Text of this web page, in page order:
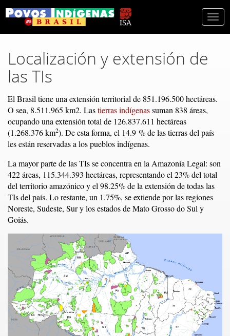
Localización y extensión de
las TIs
El Brasil tiene una extensión territorial de 851.196.500 hectáreas.
O sea, 8.511.965 km2. Lastierras indígenassuman 838 áreas,
ocupando una extensión total de 126.837.611 hectáreas
(1.268.376 km2). De esta forma, el 14.9 % de las tierras del país
les están reservadas a los pueblos indígenas.
La mayor parte de las TIs se concentra en la Amazonía Legal: son
422 áreas, 115.344.393 hectáreas, representando el 23% del total
del territorio amazónico y el 98.25% de la extensión de todas las
TIs del país. Lo restante, un 1.75%, se extiende por las regiones
Noreste, Sudeste, Sur y los estados de Mato Grosso do Sul y
Goiás.